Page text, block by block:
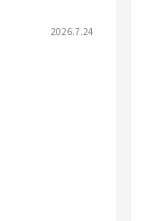
2026.7.24